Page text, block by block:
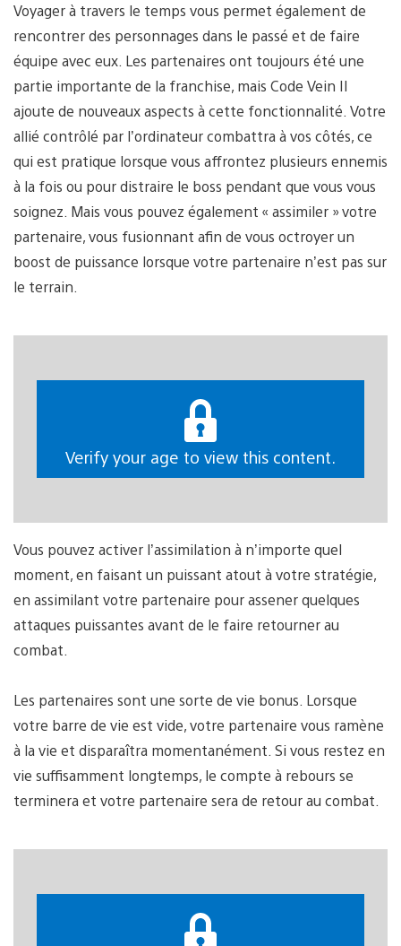
Voyager à travers le temps vous permet également de
rencontrer des personnages dans le passé et de faire
équipe avec eux. Les partenaires ont toujours été une
partie importante de la franchise, mais Code Vein II
ajoute de nouveaux aspects à cette fonctionnalité. Votre
allié contrôlé par l’ordinateur combattra à vos côtés, ce
qui est pratique lorsque vous affrontez plusieurs ennemis
à la fois ou pour distraire le boss pendant que vous vous
soignez. Mais vous pouvez également « assimiler » votre
partenaire, vous fusionnant afin de vous octroyer un
boost de puissance lorsque votre partenaire n’est pas sur
le terrain.
Verify your age to view this content.
Vous pouvez activer l’assimilation à n’importe quel
moment, en faisant un puissant atout à votre stratégie,
en assimilant votre partenaire pour assener quelques
attaques puissantes avant de le faire retourner au
combat.
Les partenaires sont une sorte de vie bonus. Lorsque
votre barre de vie est vide, votre partenaire vous ramène
à la vie et disparaîtra momentanément. Si vous restez en
vie suffisamment longtemps, le compte à rebours se
terminera et votre partenaire sera de retour au combat.